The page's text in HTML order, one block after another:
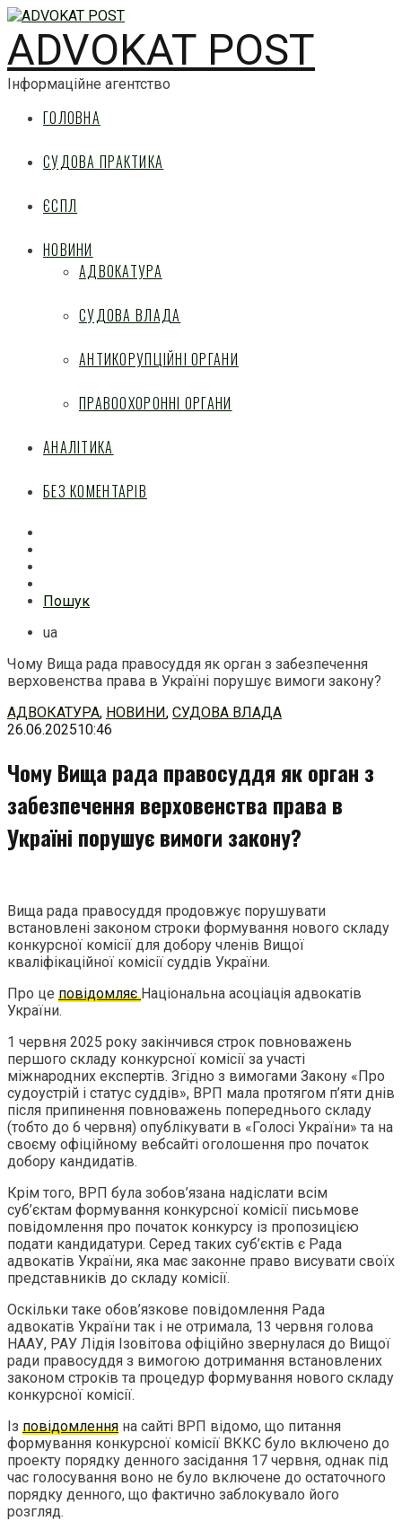
ADVOKAT POST
Інформаційне агентство
ГОЛОВНА
СУДОВА ПРАКТИКА
ЄСПЛ
НОВИНИ
АДВОКАТУРА
СУДОВА ВЛАДА
АНТИКОРУПЦІЙНІ ОРГАНИ
ПРАВООХОРОННІ ОРГАНИ
АНАЛІТИКА
БЕЗ КОМЕНТАРІВ
Пошук
ua
Чому Вища рада правосуддя як орган з забезпечення
верховенства права в Україні порушує вимоги закону?
Перейти
до
АДВОКАТУРА, НОВИНИ, СУДОВА ВЛАДА
26.06.202510:46
Чому Вища рада правосуддя як орган з
забезпечення верховенства права в
Україні порушує вимоги закону?
Вища рада правосуддя продовжує порушувати
встановлені законом строки формування нового складу
конкурсної комісії для добору членів Вищої
кваліфікаційної комісії суддів України.
Про це повідомляєНаціональна асоціація адвокатів
України.
1 червня 2025 року закінчився строк повноважень
першого складу конкурсної комісії за участі
міжнародних експертів. Згідно з вимогами Закону «Про
судоустрій і статус суддів», ВРП мала протягом п’яти днів
після припинення повноважень попереднього складу
(тобто до 6 червня) опублікувати в «Голосі України» та на
своєму офіційному вебсайті оголошення про початок
добору кандидатів.
Крім того, ВРП була зобов’язана надіслати всім
суб’єктам формування конкурсної комісії письмове
повідомлення про початок конкурсу із пропозицією
подати кандидатури. Серед таких суб’єктів є Рада
адвокатів України, яка має законне право висувати своїх
представників до складу комісії.
Оскільки таке обов’язкове повідомлення Рада
адвокатів України так і не отримала, 13 червня голова
НААУ, РАУ Лідія Ізовітова офіційно звернулася до Вищої
ради правосуддя з вимогою дотримання встановлених
законом строків та процедур формування нового складу
конкурсної комісії.
Із повідомлення на сайті ВРП відомо, що питання
формування конкурсної комісії ВККС було включено до
проекту порядку денного засідання 17 червня, однак під
час голосування воно не було включене до остаточного
порядку денного, що фактично заблокувало його
розгляд.